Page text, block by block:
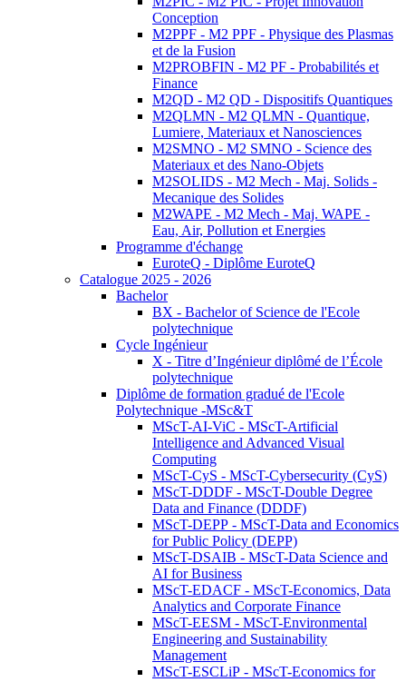
Conception
M2PPF - M2 PPF - Physique des Plasmas
et de la Fusion
M2PROBFIN - M2 PF - Probabilités et
Finance
M2QD - M2 QD - Dispositifs Quantiques
M2QLMN - M2 QLMN - Quantique,
Lumiere, Materiaux et Nanosciences
M2SMNO - M2 SMNO - Science des
Materiaux et des Nano-Objets
M2SOLIDS - M2 Mech - Maj. Solids -
Mecanique des Solides
M2WAPE - M2 Mech - Maj. WAPE -
Eau, Air, Pollution et Energies
Programme d'échange
EuroteQ - Diplôme EuroteQ
Catalogue 2025 - 2026
Bachelor
BX - Bachelor of Science de l'Ecole
polytechnique
Cycle Ingénieur
X - Titre d’Ingénieur diplômé de l’École
polytechnique
Diplôme de formation gradué de l'Ecole
Polytechnique -MSc&T
MScT-AI-ViC - MScT-Artificial
Intelligence and Advanced Visual
Computing
MScT-CyS - MScT-Cybersecurity (CyS)
MScT-DDDF - MScT-Double Degree
Data and Finance (DDDF)
MScT-DEPP - MScT-Data and Economics
for Public Policy (DEPP)
MScT-DSAIB - MScT-Data Science and
AI for Business
MScT-EDACF - MScT-Economics, Data
Analytics and Corporate Finance
MScT-EESM - MScT-Environmental
Engineering and Sustainability
Management
MScT-ESCLiP - MScT-Economics for